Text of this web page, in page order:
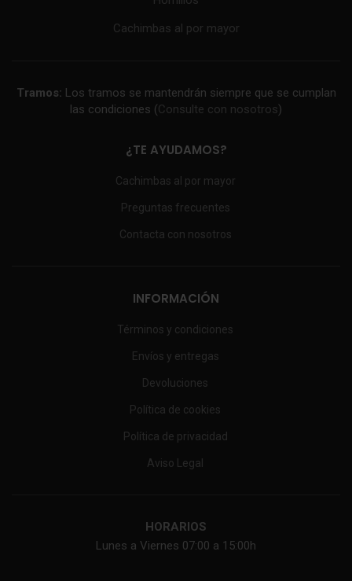
Cachimbas al por mayor
Tramos: Los tramos se mantendrán siempre que se cumplan
las condiciones (Consulte con nosotros)
¿TE AYUDAMOS?
Cachimbas al por mayor
Preguntas frecuentes
Contacta con nosotros
INFORMACIÓN
Términos y condiciones
Envíos y entregas
Devoluciones
Política de cookies
Política de privacidad
Aviso Legal
HORARIOS
Lunes a Viernes 07:00 a 15:00h